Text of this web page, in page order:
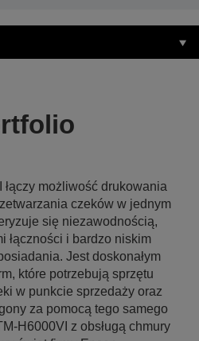
łączy możliwość drukowania
czeków w jednym
się niezawodnością,
łączności i bardzo niskim
Jest doskonałym
które potrzebują sprzętu
w punkcie sprzedaży oraz
za pomocą tego samego
H6000VI z obsługą chmury